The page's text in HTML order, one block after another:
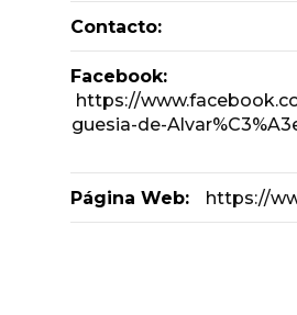
Contacto:
Facebook:
https://
guesia-de-
Página Web: https://